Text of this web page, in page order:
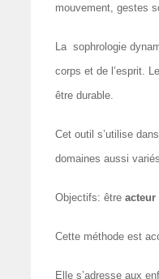
mouvement, gestes
La sophrologie
corps et de l’esprit.
être durable.
Cet outil s’utilise
domaines aussi
Objectifs: être acteur
Cette méthode est
Elle s’adresse aux